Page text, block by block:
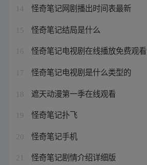
14 怪奇笔记网剧播出时间表最新
15 怪奇笔记结局是什么
16 怪奇笔记电视剧在线播放免费观看
17 怪奇笔记电视剧是什么类型的
18 遮天动漫第一季在线观看
19 怪奇笔记扑飞
20 怪奇笔记手机
21 怪奇笔记剧情介绍详细版